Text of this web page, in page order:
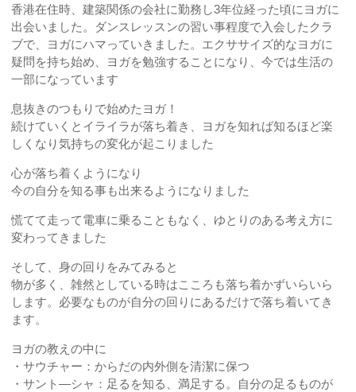
香港在住時、建築関係の会社に勤務し3年位経った頃にヨガに
出会いました。ダンスレッスンの習い事程度で入会したクラ
ブで、ヨガにハマっていきました。エクササイズ的なヨガに
疑問を持ち始め、ヨガを勉強することになり、今では生活の
一部になっています
息抜きのつもりで始めたヨガ！
続けていくとイライラが落ち着き、ヨガを知れば知るほど楽
しくなり気持ちの変化が起こりました
心が落ち着くようになり
今の自分を知る事も出来るようになりました
慌てて走って電車に乗ることもなく、ゆとりのある考え方に
変わってきました
そして、身の回りをみてみると
物が多く、雑然としている時はこころも落ち着かずいらいら
します。必要なものが自分の回りにあるだけで落ち着いてき
ます。
ヨガの教えの中に
・サウチャー：からだの内外側を清潔に保つ
・サント―シャ：足るを知る、満足する。自分の足るものが